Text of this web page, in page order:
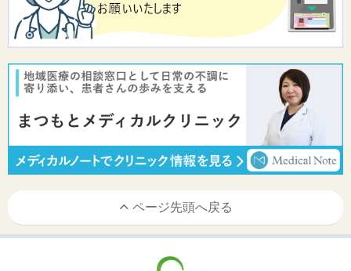
ページ先頭へ戻る